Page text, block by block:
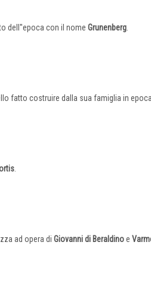
dell''epoca con il nome Grunenberg.
fatto costruire dalla sua famiglia in
.
ad opera di Giovanni di Beraldinoe